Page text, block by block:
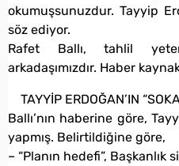
okumuşsunuzdur. Tayyip
söz ediyor.
Rafet Ballı, tahlil
arkadaşımızdır. Haber
TAYYİP ERDOĞAN’IN
Ballı’nın haberine göre,
yapmış. Belirtildiğine göre,
– “Planın hedefi”, Başkanlık